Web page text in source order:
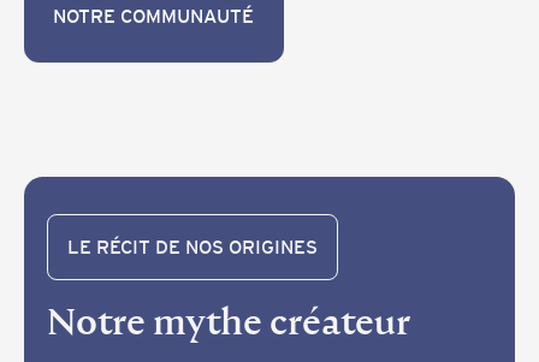
NOTRE COMMUNAUTÉ
NOTRE COMMUNAUTÉ
LE RÉCIT DE NOS ORIGINES
Notre mythe créateur